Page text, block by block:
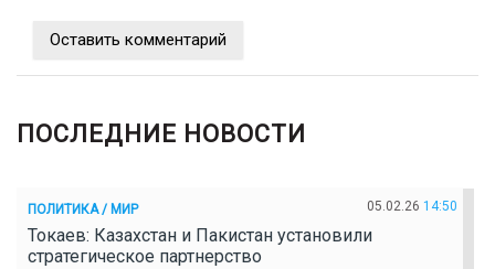
Оставить комментарий
ПОСЛЕДНИЕ НОВОСТИ
ПОЛИТИКА / МИР 05.02.26 14:50
Токаев: Казахстан и Пакистан установили
стратегическое партнерство